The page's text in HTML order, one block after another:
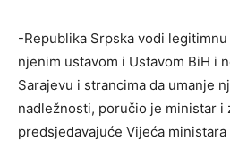
-Republika Srpska vodi
njenim ustavom i Ustavom BiH i
Sarajevu i strancima da umanje
nadležnosti, poručio je ministar i
predsjedavajuće Vijeća ministara